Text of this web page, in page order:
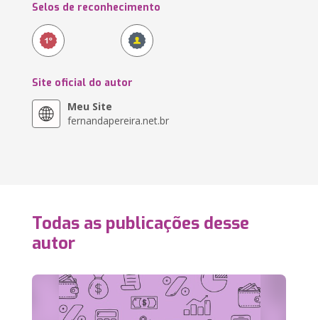
Selos de reconhecimento
Site oficial do autor
Meu Site
fernandapereira.net.br
Todas as publicações desse
autor